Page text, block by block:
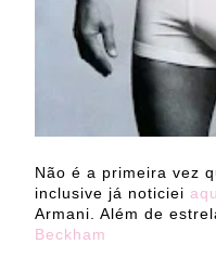
Não é a primeira vez
inclusive já noticiei
Armani. Além de
Beckham